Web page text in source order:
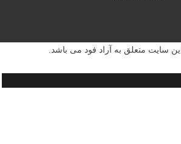
سایت متعلق به آراد فود می باشد.